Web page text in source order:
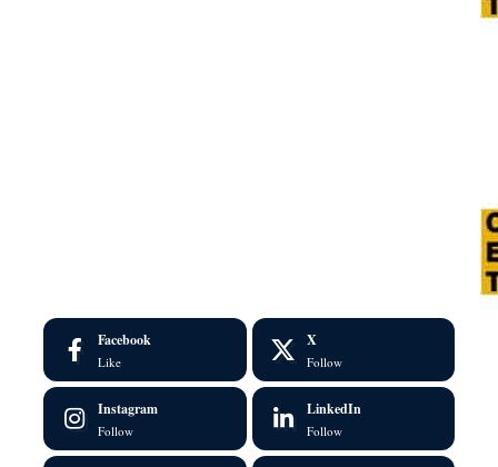
Facebook
Like
X
Follow
Instagram
Follow
LinkedIn
Follow